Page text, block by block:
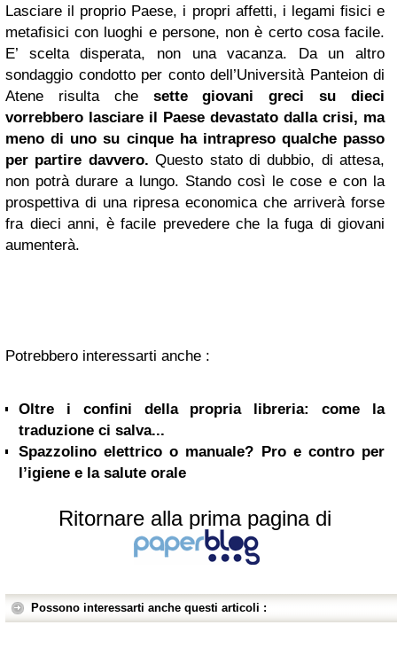
Lasciare il proprio Paese, i propri affetti, i legami fisici e
metafisici con luoghi e persone, non è certo cosa facile.
E’ scelta disperata, non una vacanza. Da un altro
sondaggio condotto per conto dell’Università Panteion di
Atene risulta che sette giovani greci su dieci
vorrebbero lasciare il Paese devastato dalla crisi, ma
meno di uno su cinque ha intrapreso qualche passo
per partire davvero. Questo stato di dubbio, di attesa,
non potrà durare a lungo. Stando così le cose e con la
prospettiva di una ripresa economica che arriverà forse
fra dieci anni, è facile prevedere che la fuga di giovani
aumenterà.
Potrebbero interessarti anche :
Oltre i confini della propria libreria: come la
traduzione ci salva...
Spazzolino elettrico o manuale? Pro e contro per
l’igiene e la salute orale
Ritornare alla prima pagina di
Possono interessarti anche questi articoli :